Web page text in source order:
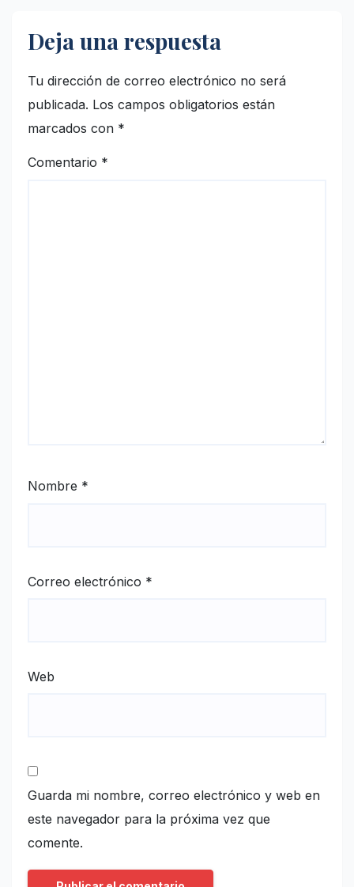
Deja una respuesta
Tu dirección de correo electrónico no será
publicada. Los campos obligatorios están
marcados con *
Comentario *
Nombre *
Correo electrónico *
Web
Guarda mi nombre, correo electrónico y web en
este navegador para la próxima vez que
comente.